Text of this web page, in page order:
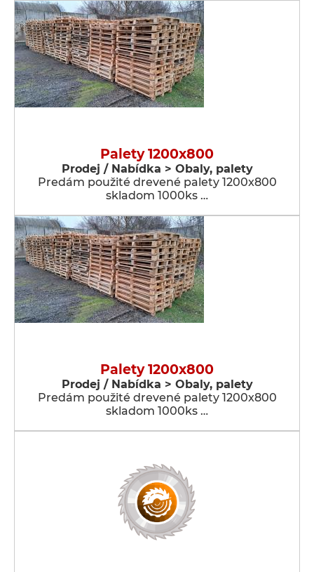
Palety 1200x800
Prodej / Nabídka > Obaly, palety
Predám použité drevené palety 1200x800
skladom 1000ks …
Palety 1200x800
Prodej / Nabídka > Obaly, palety
Predám použité drevené palety 1200x800
skladom 1000ks …